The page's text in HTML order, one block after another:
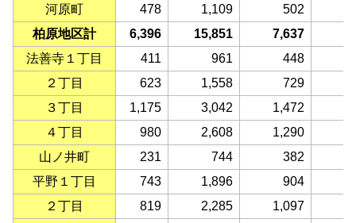
河原町
478 1,109 502
柏原地区計
6,396 15,851 7,637
法善寺１丁目
411 961 448
２丁目
623 1,558 729
３丁目
1,175 3,042 1,472
４丁目
980 2,608 1,290
山ノ井町
231 744 382
平野１丁目
743 1,896 904
２丁目
819 2,285 1,097